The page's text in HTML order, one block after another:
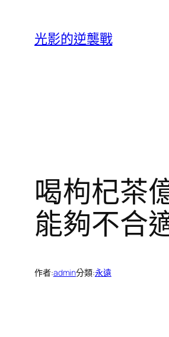
光影的逆襲戰
喝枸杞茶
能夠不合
作者:admin分類:永遠